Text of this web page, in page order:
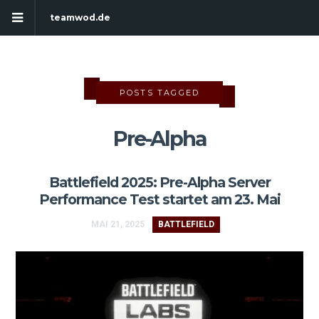
teamwod.de
POSTS TAGGED
Pre-Alpha
Battlefield 2025: Pre-Alpha Server
Performance Test startet am 23. Mai
MAI 21, 2025 BATTLEFIELD